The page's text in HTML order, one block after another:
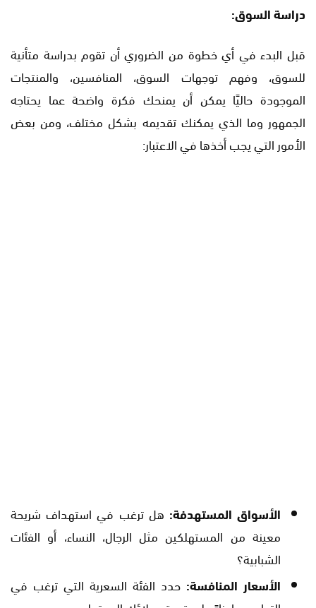
دراسة السوق:
قبل البدء في أي خطوة من الضروري أن تقوم بدراسة متأنية
للسوق، وفهم توجهات السوق، المنافسين، والمنتجات
الموجودة حاليًا يمكن أن يمنحك فكرة واضحة عما يحتاجه
الجمهور وما الذي يمكنك تقديمه بشكل مختلف، ومن بعض
الأمور التي يجب أخذها في الاعتبار:
الأسواق المستهدفة: هل ترغب في استهداف شريحة
معينة من المستهلكين مثل الرجال، النساء، أو الفئات
الشبابية؟
الأسعار المنافسة: حدد الفئة السعرية التي ترغب في